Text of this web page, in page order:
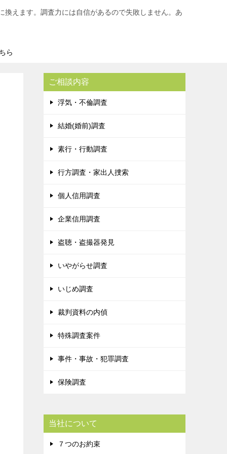
換えます。調査力には自信があるので失敗しません。あ
ら
ご相談内容
浮気・不倫調査
結婚(婚前)調査
素行・行動調査
行方調査・家出人捜索
個人信用調査
企業信用調査
盗聴・盗撮器発見
いやがらせ調査
いじめ調査
裁判資料の内偵
特殊調査案件
事件・事故・犯罪調査
保険調査
当社について
７つのお約束